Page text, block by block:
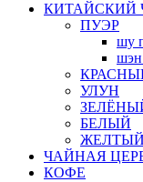
КИТАЙСКИЙ
ПУЭР
шу
шэн
УЛУН
БЕЛЫЙ
ЖЕЛТЫЙ
ЧАЙНАЯ
КОФЕ